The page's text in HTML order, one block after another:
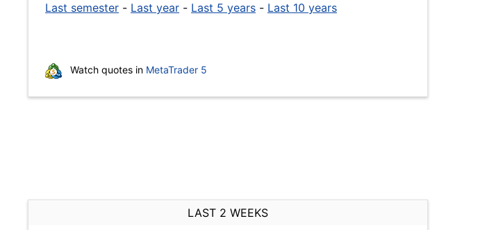
Last semester - Last year - Last 5 years - Last 10 years
Watch quotes in MetaTrader 5
LAST 2 WEEKS